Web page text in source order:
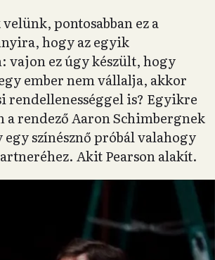
pontosabban ez a
hogy az egyik
vajon ez úgy készült, hogy
ember nem vállalja, akkor
rendellenességgel is? Egyikre
a rendező Aaron Schimbergnek
színésznő próbál valahogy
Akit Pearson alakít.